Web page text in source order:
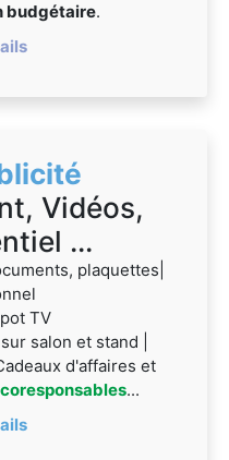
budgétaire.
Vidéos,
...
plaquettes|
TV
salon et stand |
d'affaires et
...